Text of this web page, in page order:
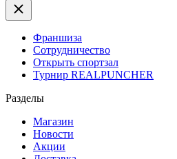
Франшиза
Сотрудничество
Открыть спортзал
Турнир REALPUNCHER
Разделы
Магазин
Новости
Акции